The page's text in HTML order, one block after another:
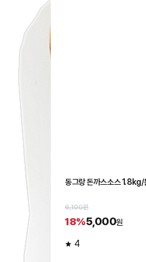
동그랑 돈까스소스 1.8kg/
6,100원
18%5,000원
4